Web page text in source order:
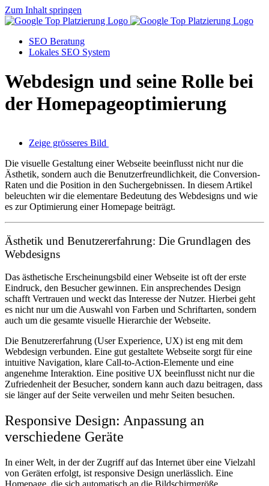
Zum Inhalt springen
SEO Beratung
Lokales SEO System
Webdesign und seine Rolle bei
der Homepageoptimierung
Zeige grösseres Bild
Die visuelle Gestaltung einer Webseite beeinflusst nicht nur die
Ästhetik, sondern auch die Benutzerfreundlichkeit, die Conversion-
Raten und die Position in den Suchergebnissen. In diesem Artikel
beleuchten wir die elementare Bedeutung des Webdesigns und wie
es zur Optimierung einer Homepage beiträgt.
Ästhetik und Benutzererfahrung: Die Grundlagen des
Webdesigns
Das ästhetische Erscheinungsbild einer Webseite ist oft der erste
Eindruck, den Besucher gewinnen. Ein ansprechendes Design
schafft Vertrauen und weckt das Interesse der Nutzer. Hierbei geht
es nicht nur um die Auswahl von Farben und Schriftarten, sondern
auch um die gesamte visuelle Hierarchie der Webseite.
Die Benutzererfahrung (User Experience, UX) ist eng mit dem
Webdesign verbunden. Eine gut gestaltete Webseite sorgt für eine
intuitive Navigation, klare Call-to-Action-Elemente und eine
angenehme Interaktion. Eine positive UX beeinflusst nicht nur die
Zufriedenheit der Besucher, sondern kann auch dazu beitragen, dass
sie länger auf der Seite verweilen und mehr Seiten besuchen.
Responsive Design: Anpassung an
verschiedene Geräte
In einer Welt, in der der Zugriff auf das Internet über eine Vielzahl
von Geräten erfolgt, ist responsive Design unerlässlich. Eine